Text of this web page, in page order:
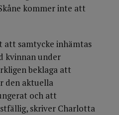
kommer inte att
att samtycke inhämtas
kvinnan under
beklaga att
den aktuella
och att
skriver Charlotta